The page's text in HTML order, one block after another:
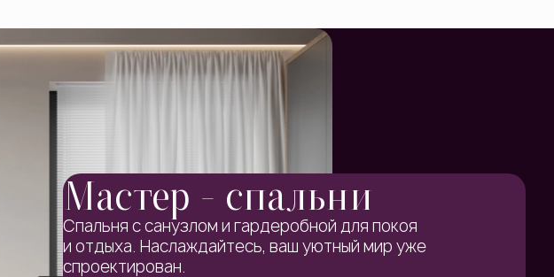
Мастер - спальни
Спальня с санузлом и гардеробной для покоя
и отдыха. Наслаждайтесь, ваш уютный мир уже
спроектирован.